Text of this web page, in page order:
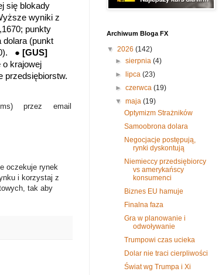
się blokady
wyniki z
punkty
dolara (punkt
● [GUS]
o krajowej
przedsiębiorstw.
przez email
oczekuje rynek
i korzystaj z
tak aby
Archiwum Bloga FX
▼ 2026 (142)
►sierpnia(4)
►lipca(23)
►czerwca(19)
▼maja(19)
Optymizm Strażników
Samoobrona dolara
Negocjacje postępują,
rynki dyskontują
Niemieccy przedsiębiorcy
vs amerykańscy
konsumenci
Biznes EU hamuje
Finalna faza
Gra w planowanie i
odwoływanie
Trumpowi czas ucieka
Dolar nie traci cierpliwości
Świat wg Trumpa i Xi